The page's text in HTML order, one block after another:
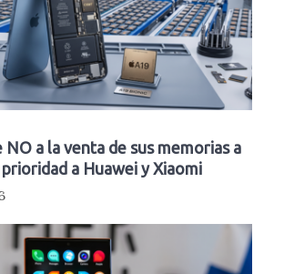
NO a la venta de sus memorias a
a Huawei y Xiaomi